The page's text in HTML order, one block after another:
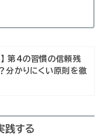
】 第4の習慣の信頼残
分かりにくい原則を徹
践する